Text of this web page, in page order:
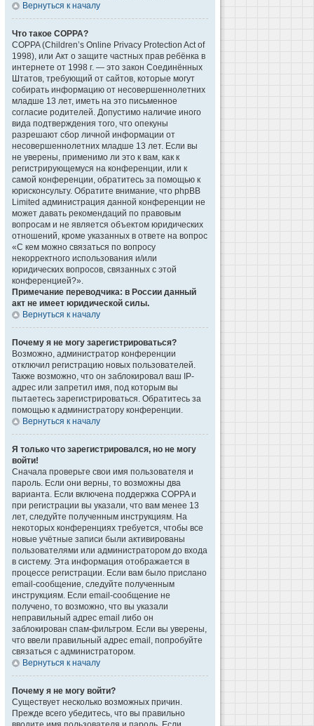
Вернуться к началу
Что такое COPPA?
COPPA (Children’s Online Privacy Protection Act of
1998), или Акт о защите частных прав ребёнка в
интернете от 1998 г. — это закон Соединённых
Штатов, требующий от сайтов, которые могут
собирать информацию от несовершеннолетних
младше 13 лет, иметь на это письменное
согласие родителей. Допустимо наличие иного
вида подтверждения того, что опекуны
разрешают сбор личной информации от
несовершеннолетних младше 13 лет. Если вы
не уверены, применимо ли это к вам, как к
регистрирующемуся на конференции, или к
самой конференции, обратитесь за помощью к
юрисконсульту. Обратите внимание, что phpBB
Limited администрация данной конференции не
может давать рекомендаций по правовым
вопросам и не является объектом юридических
отношений, кроме указанных в ответе на вопрос
«С кем можно связаться по вопросу
некорректного использования и/или
юридических вопросов, связанных с этой
конференцией?».
Примечание переводчика: в России данный
акт не имеет юридической силы.
Вернуться к началу
Почему я не могу зарегистрироваться?
Возможно, администратор конференции
отключил регистрацию новых пользователей.
Также возможно, что он заблокировал ваш IP-
адрес или запретил имя, под которым вы
пытаетесь зарегистрироваться. Обратитесь за
помощью к администратору конференции.
Вернуться к началу
Я только что зарегистрировался, но не могу
войти!
Сначала проверьте свои имя пользователя и
пароль. Если они верны, то возможны два
варианта. Если включена поддержка COPPA и
при регистрации вы указали, что вам менее 13
лет, следуйте полученным инструкциям. На
некоторых конференциях требуется, чтобы все
новые учётные записи были активированы
пользователями или администратором до входа
в систему. Эта информация отображается в
процессе регистрации. Если вам было прислано
email-сообщение, следуйте полученным
инструкциям. Если email-сообщение не
получено, то возможно, что вы указали
неправильный адрес email либо он
заблокирован спам-фильтром. Если вы уверены,
что ввели правильный адрес email, попробуйте
связаться с администратором.
Вернуться к началу
Почему я не могу войти?
Существует несколько возможных причин.
Прежде всего убедитесь, что вы правильно